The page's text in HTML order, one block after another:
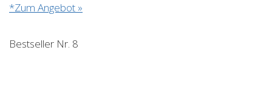
*Zum Angebot »
Bestseller Nr. 8